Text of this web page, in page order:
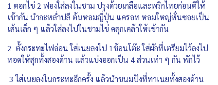
1 ตอกไข่ 2 ฟองใส่ลงในชาม ปรุงด้วยเกลือและพริกไทยก่อนตีให้
เข้ากัน นำกะหล่ำปลี ต้นหอมญี่ปุ่น แครอท หอมใหญ่หั่นซอยเป็น
เส้นเล็ก ๆ แล้วใส่ลงไปในชามไข่ คลุกเคล้าให้เข้ากัน
2 ตั้งกระทะไฟอ่อน ใส่เนยลงไป 1ช้อนโต๊ะ ใส่ผักที่เตรียมไว้ลงไป
ทอดให้สุกทั้งสองด้าน แล้วแบ่งออกเป็น 4 ส่วนเท่า ๆ กัน พักไว้
3 ใส่เนยลงในกระทะอีกครั้ง แล้วนำขนมปังที่ทาเนยทั้งสองด้าน